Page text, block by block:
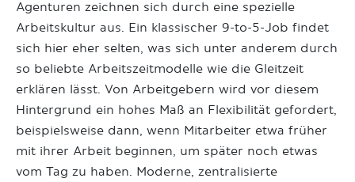
Agenturen zeichnen sich durch eine spezielle
Arbeitskultur aus. Ein klassischer 9-to-5-Job findet
sich hier eher selten, was sich unter anderem durch
so beliebte Arbeitszeitmodelle wie die Gleitzeit
erklären lässt. Von Arbeitgebern wird vor diesem
Hintergrund ein hohes Maß an Flexibilität gefordert,
beispielsweise dann, wenn Mitarbeiter etwa früher
mit ihrer Arbeit beginnen, um später noch etwas
vom Tag zu haben. Moderne, zentralisierte